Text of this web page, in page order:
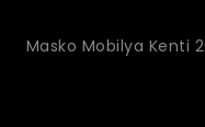
Masko Mobilya Kenti